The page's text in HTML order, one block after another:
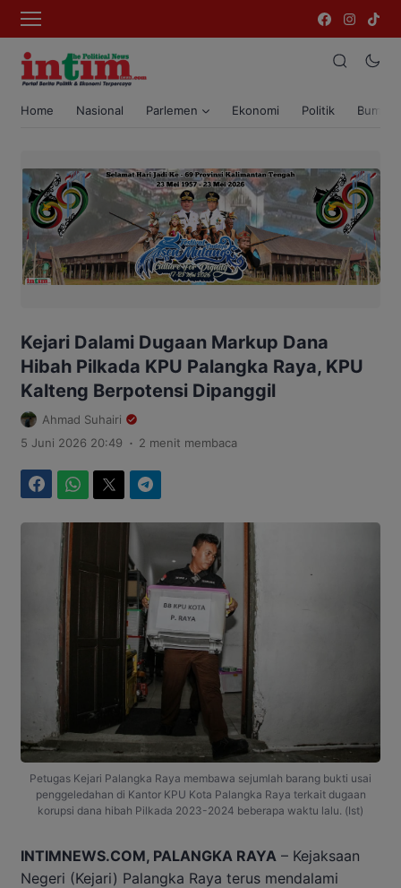
Home Nasional Parlemen Ekonomi Politik Bumi
Kejari Dalami Dugaan Markup Dana
Hibah Pilkada KPU Palangka Raya, KPU
Kalteng Berpotensi Dipanggil
Ahmad Suhairi
5 Juni 2026 20:49 . 2 menit membaca
Petugas Kejari Palangka Raya membawa sejumlah barang bukti usai
penggeledahan di Kantor KPU Kota Palangka Raya terkait dugaan
korupsi dana hibah Pilkada 2023-2024 beberapa waktu lalu. (Ist)
INTIMNEWS.COM, PALANGKA RAYA – Kejaksaan
Negeri (Kejari) Palangka Raya terus mendalami